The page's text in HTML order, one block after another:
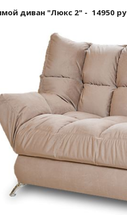
диван "Люкс 2" - 14950